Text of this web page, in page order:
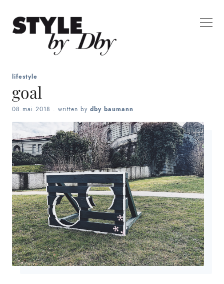
lifestyle
goal
08.mai.2018 . written by dby baumann